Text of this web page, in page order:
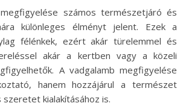
számos természetjáró és
különleges élményt jelent. Ezek a
félénkek, ezért akár türelemmel és
akár a kertben vagy a közeli
A vadgalamb megfigyelése
hanem hozzájárul a természet
kialakításához is.